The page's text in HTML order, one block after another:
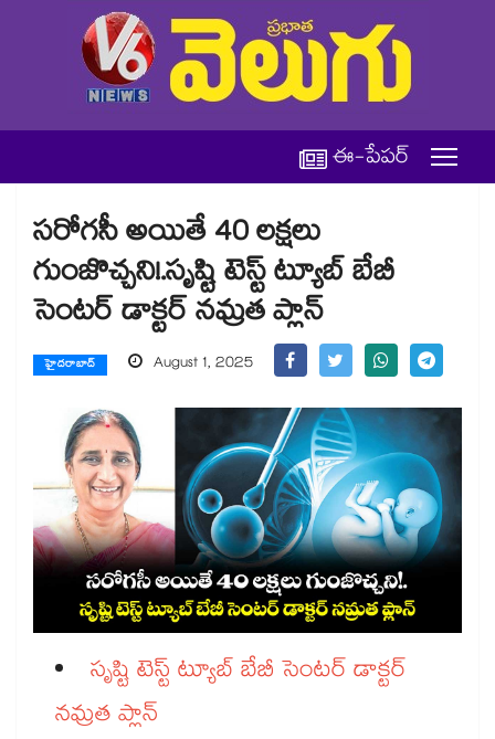
ఈ-పేపర్
సరోగసీ అయితే 40 లక్షలు
గుంజొచ్చని!.సృష్టి టెస్ట్ ట్యూబ్ బేబీ
సెంటర్ డాక్టర్ నమ్రత ప్లాన్
హైదరాబాద్ August 1, 2025
సృష్టి టెస్ట్​ ట్యూబ్​ బేబీ సెంటర్ డాక్టర్ ​
నమ్రత ప్లాన్​